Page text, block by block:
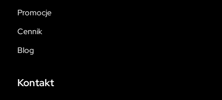
Promocje
Cennik
Blog
Kontakt